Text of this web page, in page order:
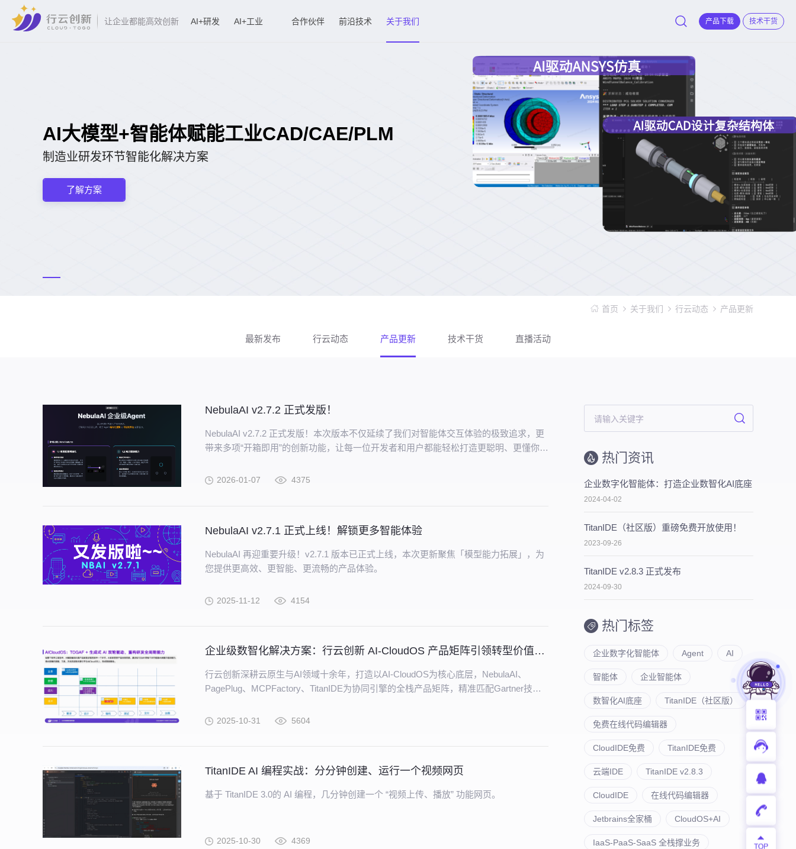
让企业都能高效创新 产品下载 技术干货
AI+研发 AI+工业 合作伙伴 前沿技术 关于我们
AI大模型+智能体赋能工业CAD/CAE/PLM
制造业研发环节智能化解决方案
了解方案
首页 关于我们 行云动态 产品更新
最新发布 行云动态 产品更新 技术干货 直播活动
NebulaAI v2.7.2 正式发版！
NebulaAI v2.7.2 正式发版！本次版本不仅延续了我们对智能体交互体验的极致追求，更
带来多项“开箱即用”的创新功能，让每一位开发者和用户都能轻松打造更聪明、更懂你的
2026-01-07 4375
NebulaAI v2.7.1 正式上线！解锁更多智能体验
NebulaAI 再迎重要升级！v2.7.1 版本已正式上线，本次更新聚焦「模型能力拓展」，为
您提供更高效、更智能、更流畅的产品体验。
2025-11-12 4154
企业级数智化解决方案：行云创新 AI-CloudOS 产品矩阵引领转型价值落地
行云创新深耕云原生与AI领域十余年，打造以AI-CloudOS为核心底层，NebulaAI、
PagePlug、MCPFactory、TitanIDE为协同引擎的全栈产品矩阵，精准匹配Gartner技术
术趋势转化为实际业务增长，成为数智转型的核心支撑引擎。
2025-10-31 5604
TitanIDE AI 编程实战：分分钟创建、运行一个视频网页
基于 TitanIDE 3.0的 AI 编程，几分钟创建一个 “视频上传、播放” 功能网页。
2025-10-30 4369
热门资讯
企业数字化智能体：打造企业数智化AI底座
2024-04-02
TitanIDE（社区版）重磅免费开放使用！
2023-09-26
TitanIDE v2.8.3 正式发布
2024-09-30
热门标签
企业数字化智能体 Agent AI
智能体 企业智能体
数智化AI底座 TitanIDE（社区版）
免费在线代码编辑器
CloudIDE免费 TitanIDE免费
云端IDE TitanIDE v2.8.3
CloudIDE 在线代码编辑器
Jetbrains全家桶 CloudOS+AI
IaaS-PaaS-SaaS 全栈撑业务